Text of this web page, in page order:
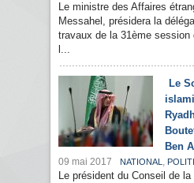
Le ministre des Affaires
Messahel, présidera la
travaux de la 31ème
l...
Le
Ben
09 mai 2017 NATIONAL ,
Le président du Conseil de